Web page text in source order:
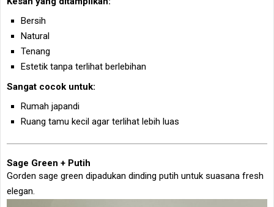
Bersih
Natural
Tenang
Estetik tanpa terlihat berlebihan
Sangat cocok untuk:
Rumah japandi
Ruang tamu kecil agar terlihat lebih luas
Sage Green + Putih
Gorden sage green dipadukan dinding putih untuk suasana fresh
elegan.